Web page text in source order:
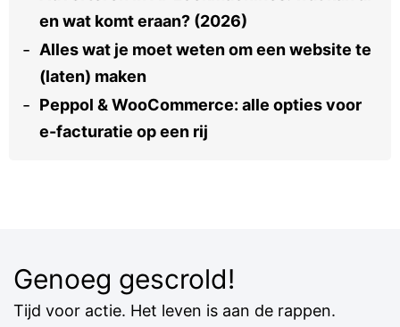
en wat komt eraan? (2026)
Alles wat je moet weten om een website te
(laten) maken
Peppol & WooCommerce: alle opties voor
e-facturatie op een rij
Genoeg gescrold!
Tijd voor actie. Het leven is aan de rappen.